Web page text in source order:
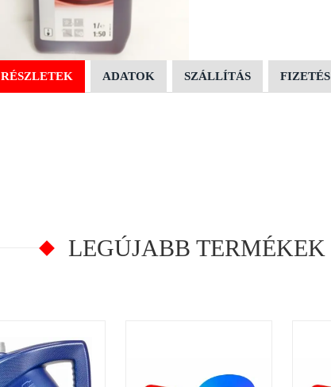
RÉSZLETEK ADATOK SZÁLLÍTÁS FIZETÉS
LEGÚJABB TERMÉKEK